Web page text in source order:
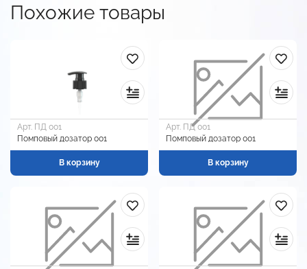
Похожие товары
Арт. ПД 001
Помповый дозатор 001
В корзину
Арт. ПД 001
Помповый дозатор 001
В корзину